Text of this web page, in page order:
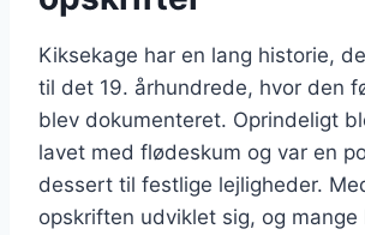
Kiksekage har en lang historie,
til det 19. århundrede, hvor den
blev dokumenteret. Oprindeligt
lavet med flødeskum og var en
dessert til festlige lejligheder.
opskriften udviklet sig, og mange